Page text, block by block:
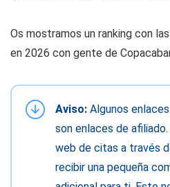
Os mostramos un ranking con
en 2026 con gente de
Aviso: Algunos
son enlaces de
web de citas a través
recibir una pequeña